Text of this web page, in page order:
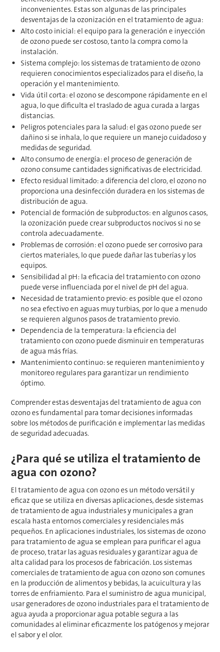
inconvenientes. Estas son algunas de las principales
desventajas de la ozonización en el tratamiento de agua:
Alto costo inicial: el equipo para la generación e inyección
de ozono puede ser costoso, tanto la compra como la
instalación.
Sistema complejo: los sistemas de tratamiento de ozono
requieren conocimientos especializados para el diseño, la
operación y el mantenimiento.
Vida útil corta: el ozono se descompone rápidamente en el
agua, lo que dificulta el traslado de agua curada a largas
distancias.
Peligros potenciales para la salud: el gas ozono puede ser
dañino si se inhala, lo que requiere un manejo cuidadoso y
medidas de seguridad.
Alto consumo de energía: el proceso de generación de
ozono consume cantidades significativas de electricidad.
Efecto residual limitado: a diferencia del cloro, el ozono no
proporciona una desinfección duradera en los sistemas de
distribución de agua.
Potencial de formación de subproductos: en algunos casos,
la ozonización puede crear subproductos nocivos si no se
controla adecuadamente.
Problemas de corrosión: el ozono puede ser corrosivo para
ciertos materiales, lo que puede dañar las tuberías y los
equipos.
Sensibilidad al pH: la eficacia del tratamiento con ozono
puede verse influenciada por el nivel de pH del agua.
Necesidad de tratamiento previo: es posible que el ozono
no sea efectivo en aguas muy turbias, por lo que a menudo
se requieren algunos pasos de tratamiento previo.
Dependencia de la temperatura: la eficiencia del
tratamiento con ozono puede disminuir en temperaturas
de agua más frías.
Mantenimiento continuo: se requieren mantenimiento y
monitoreo regulares para garantizar un rendimiento
óptimo.
Comprender estas desventajas del tratamiento de agua con
ozono es fundamental para tomar decisiones informadas
sobre los métodos de purificación e implementar las medidas
de seguridad adecuadas.
¿Para qué se utiliza el tratamiento de
agua con ozono?
El tratamiento de agua con ozono es un método versátil y
eficaz que se utiliza en diversas aplicaciones, desde sistemas
de tratamiento de agua industriales y municipales a gran
escala hasta entornos comerciales y residenciales más
pequeños. En aplicaciones industriales, los sistemas de ozono
para tratamiento de agua se emplean para purificar el agua
de proceso, tratar las aguas residuales y garantizar agua de
alta calidad para los procesos de fabricación. Los sistemas
comerciales de tratamiento de agua con ozono son comunes
en la producción de alimentos y bebidas, la acuicultura y las
torres de enfriamiento. Para el suministro de agua municipal,
usar generadores de ozono industriales para el tratamiento de
agua ayuda a proporcionar agua potable segura a las
comunidades al eliminar eficazmente los patógenos y mejorar
el sabor y el olor.